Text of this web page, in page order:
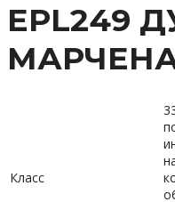
EPL249
Класс